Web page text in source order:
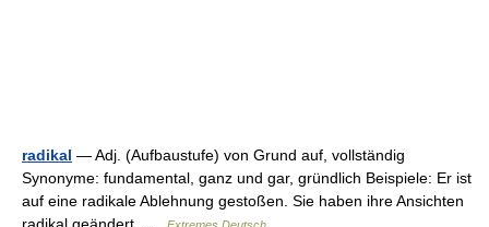
radikal — Adj. (Aufbaustufe) von Grund auf, vollständig
Synonyme: fundamental, ganz und gar, gründlich Beispiele: Er ist
auf eine radikale Ablehnung gestoßen. Sie haben ihre Ansichten